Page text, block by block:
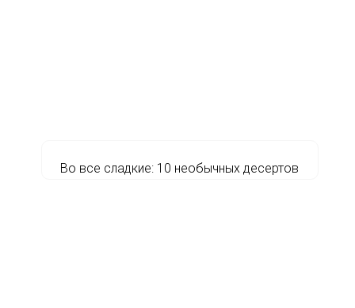
Во все сладкие: 10 необычных десертов